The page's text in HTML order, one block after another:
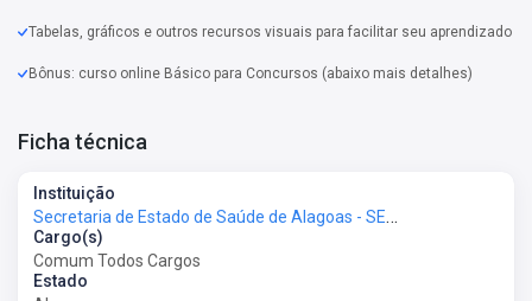
Tabelas, gráficos e outros recursos visuais para facilitar seu aprendizado
Bônus: curso online Básico para Concursos (abaixo mais detalhes)
Ficha técnica
Instituição
Secretaria de Estado de Saúde de Alagoas - SESAU-AL
Cargo(s)
Comum Todos Cargos
Estado